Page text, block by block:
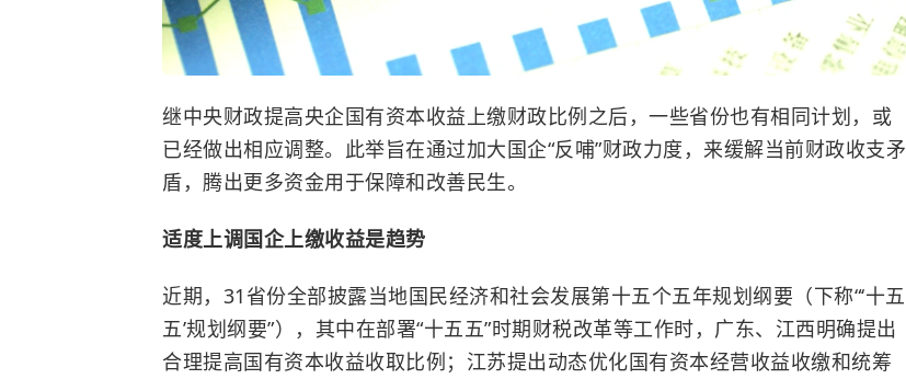
继中央财政提高央企国有资本收益上缴财政比例之后，一些省份也有相同计划，或
已经做出相应调整。此举旨在通过加大国企“反哺”财政力度，来缓解当前财政收支矛
盾，腾出更多资金用于保障和改善民生。
适度上调国企上缴收益是趋势
近期，31省份全部披露当地国民经济和社会发展第十五个五年规划纲要（下称“‘十五
五’规划纲要”），其中在部署“十五五”时期财税改革等工作时，广东、江西明确提出
合理提高国有资本收益收取比例；江苏提出动态优化国有资本经营收益收缴和统筹